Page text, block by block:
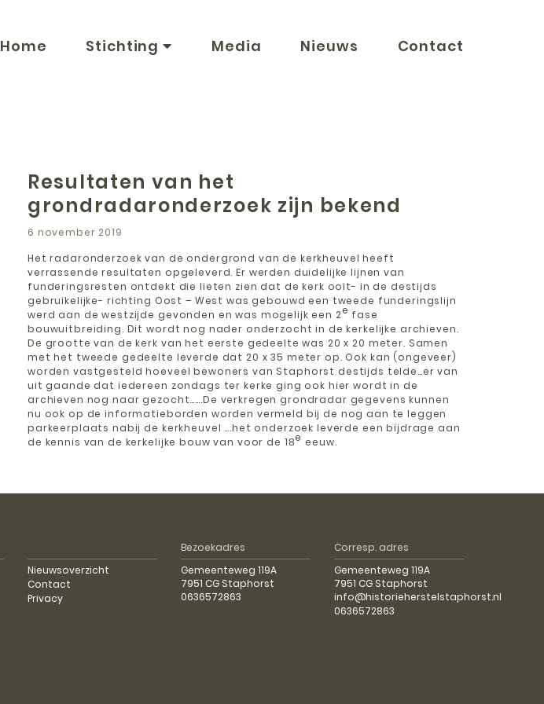
Home Stichting Media Nieuws Contact
Resultaten van het
grondradaronderzoek zijn bekend
6 november 2019
Het radaronderzoek van de ondergrond van de kerkheuvel heeft
verrassende resultaten opgeleverd. Er werden duidelijke lijnen van
funderingsresten ontdekt die lieten zien dat de kerk ooit- in de destijds
gebruikelijke- richting Oost – West was gebouwd een tweede funderingslijn
werd aan de westzijde gevonden en was mogelijk een 2e fase
bouwuitbreiding. Dit wordt nog nader onderzocht in de kerkelijke archieven.
De grootte van de kerk van het eerste gedeelte was 20 x 20 meter. Samen
met het tweede gedeelte leverde dat 20 x 35 meter op. Ook kan (ongeveer)
worden vastgesteld hoeveel bewoners van Staphorst destijds telde…er van
uit gaande dat iedereen zondags ter kerke ging ook hier wordt in de
archieven nog naar gezocht…….De verkregen grondradar gegevens kunnen
nu ook op de informatieborden worden vermeld bij de nog aan te leggen
parkeerplaats nabij de kerkheuvel ….het onderzoek leverde een bijdrage aan
de kennis van de kerkelijke bouw van voor de 18e eeuw.
Nieuwsoverzicht
Contact
Privacy
Bezoekadres
Gemeenteweg 119A
7951 CG Staphorst
0636572863
Corresp. adres
Gemeenteweg 119A
7951 CG Staphorst
info@historieherstelstaphorst.nl
0636572863